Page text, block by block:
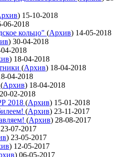
) 15-10-2018
06-2018
кольцо" (Архив) 14-05-2018
) 30-04-2018
2018
) 18-04-2018
(Архив) 18-04-2018
04-2018
(Архив) 18-04-2018
20-02-2018
2018 (Архив) 15-01-2018
(Архив) 23-11-2017
(Архив) 28-08-2017
23-07-2017
) 23-05-2017
) 12-05-2017
) 06-05-2017